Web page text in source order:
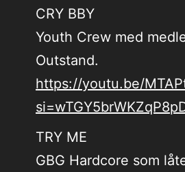
CRY BBY
Youth Crew med
Outstand.
https://youtu.be/
TRY ME
GBG Hardcore som